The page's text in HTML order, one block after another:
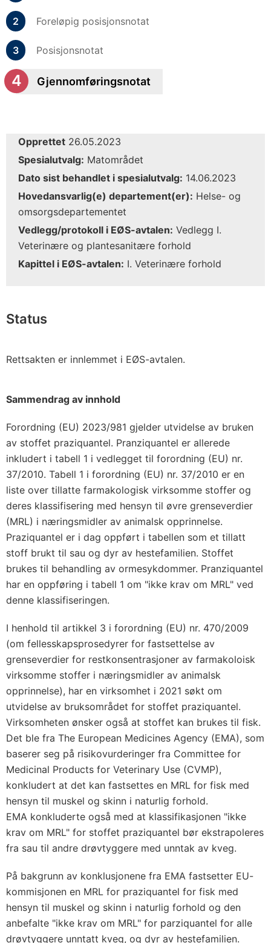
Foreløpig posisjonsnotat
Posisjonsnotat
Gjennomføringsnotat
Opprettet 26.05.2023
Spesialutvalg: Matområdet
Dato sist behandlet i spesialutvalg: 14.06.2023
Hovedansvarlig(e) departement(er): Helse- og
omsorgsdepartementet
Vedlegg/protokoll i EØS-avtalen: Vedlegg I.
Veterinære og plantesanitære forhold
Kapittel i EØS-avtalen: I. Veterinære forhold
Status
Rettsakten er innlemmet i EØS-avtalen.
Sammendrag av innhold
Forordning (EU) 2023/981 gjelder utvidelse av bruken
av stoffet praziquantel. Pranziquantel er allerede
inkludert i tabell 1 i vedlegget til forordning (EU) nr.
37/2010. Tabell 1 i forordning (EU) nr. 37/2010 er en
liste over tillatte farmakologisk virksomme stoffer og
deres klassifisering med hensyn til øvre grenseverdier
(MRL) i næringsmidler av animalsk opprinnelse.
Praziquantel er i dag oppført i tabellen som et tillatt
stoff brukt til sau og dyr av hestefamilien. Stoffet
brukes til behandling av ormesykdommer. Pranziquantel
har en oppføring i tabell 1 om "ikke krav om MRL" ved
denne klassifiseringen.
I henhold til artikkel 3 i forordning (EU) nr. 470/2009
(om fellesskapsprosedyrer for fastsettelse av
grenseverdier for restkonsentrasjoner av farmakoloisk
virksomme stoffer i næringsmidler av animalsk
opprinnelse), har en virksomhet i 2021 søkt om
utvidelse av bruksområdet for stoffet praziquantel.
Virksomheten ønsker også at stoffet kan brukes til fisk.
Det ble fra The European Medicines Agency (EMA), som
baserer seg på risikovurderinger fra Committee for
Medicinal Products for Veterinary Use (CVMP),
konkludert at det kan fastsettes en MRL for fisk med
hensyn til muskel og skinn i naturlig forhold.
EMA konkluderte også med at klassifikasjonen "ikke
krav om MRL" for stoffet praziquantel bør ekstrapoleres
fra sau til andre drøvtyggere med unntak av kveg.
På bakgrunn av konklusjonene fra EMA fastsetter EU-
kommisjonen en MRL for praziquantel for fisk med
hensyn til muskel og skinn i naturlig forhold og den
anbefalte "ikke krav om MRL" for parziquantel for alle
drøvtyggere unntatt kveg, og dyr av hestefamilien.